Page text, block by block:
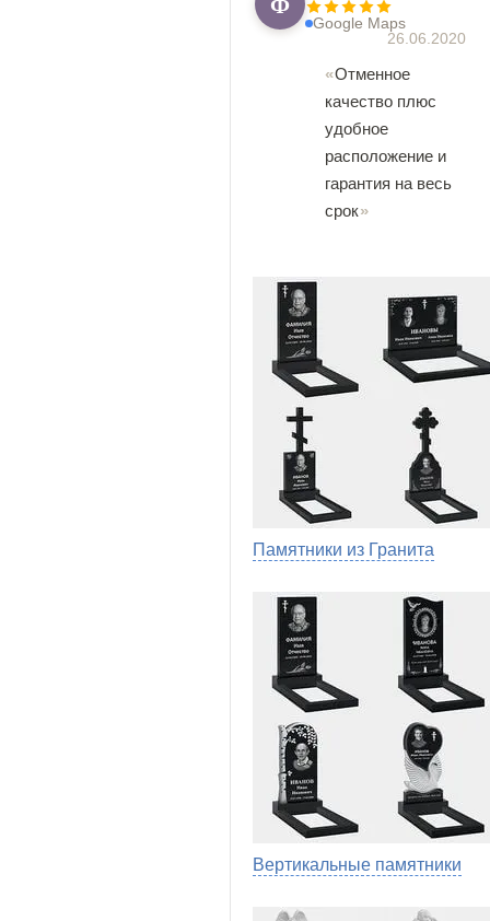
Google Maps
26.06.2020
Отменное
качество плюс
удобное
расположение и
гарантия на весь
срок
Памятники из Гранита
Вертикальные памятники